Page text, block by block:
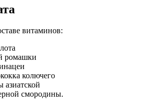
витаминов:
ромашки
колючего
азиатской
смородины.